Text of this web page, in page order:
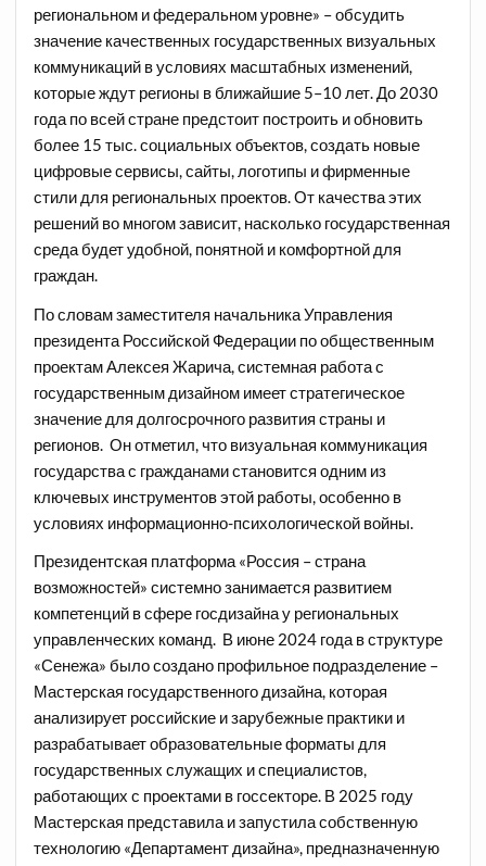
региональном и федеральном уровне» – обсудить
значение качественных государственных визуальных
коммуникаций в условиях масштабных изменений,
которые ждут регионы в ближайшие 5–10 лет. До 2030
года по всей стране предстоит построить и обновить
более 15 тыс. социальных объектов, создать новые
цифровые сервисы, сайты, логотипы и фирменные
стили для региональных проектов. От качества этих
решений во многом зависит, насколько государственная
среда будет удобной, понятной и комфортной для
граждан.
По словам заместителя начальника Управления
президента Российской Федерации по общественным
проектам Алексея Жарича, системная работа с
государственным дизайном имеет стратегическое
значение для долгосрочного развития страны и
регионов. Он отметил, что визуальная коммуникация
государства с гражданами становится одним из
ключевых инструментов этой работы, особенно в
условиях информационно-психологической войны.
Президентская платформа «Россия – страна
возможностей» системно занимается развитием
компетенций в сфере госдизайна у региональных
управленческих команд. В июне 2024 года в структуре
«Сенежа» было создано профильное подразделение –
Мастерская государственного дизайна, которая
анализирует российские и зарубежные практики и
разрабатывает образовательные форматы для
государственных служащих и специалистов,
работающих с проектами в госсекторе. В 2025 году
Мастерская представила и запустила собственную
технологию «Департамент дизайна», предназначенную